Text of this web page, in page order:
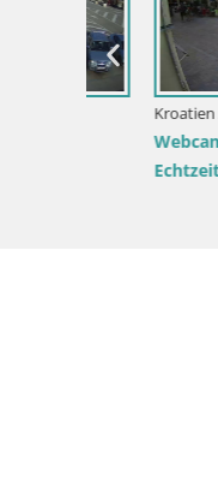
Webcam Sv.
Draga